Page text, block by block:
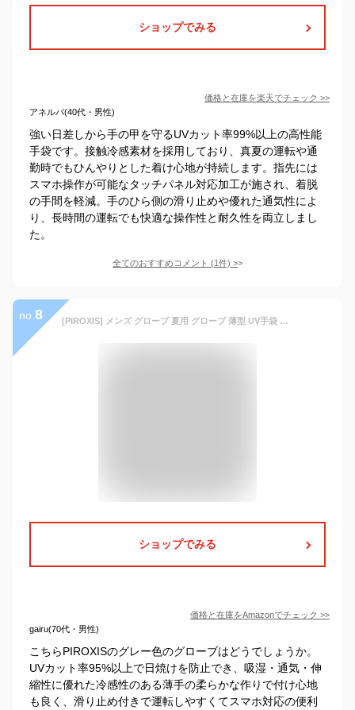
ショップでみる
価格と在庫を楽天でチェック >>
アネルバ(40代・男性)
強い日差しから手の甲を守るUVカット率99%以上の高性能
手袋です。接触冷感素材を採用しており、真夏の運転や通
勤時でもひんやりとした着け心地が持続します。指先には
スマホ操作が可能なタッチパネル対応加工が施され、着脱
の手間を軽減。手のひら側の滑り止めや優れた通気性によ
り、長時間の運転でも快適な操作性と耐久性を両立しまし
た。
全てのおすすめコメント (1件) >
no. 8 [PIROXIS] メンズ グローブ 夏用 グローブ 薄型 UV手袋 接触冷感【UVカット・通気性あり・滑り止め加工・タッチパネル対応】日焼け対策 釣り・自転車・運転 男女兼用 (グレー, L-男性向)
ショップでみる
価格と在庫をAmazonでチェック >>
gairu(70代・男性)
こちらPIROXISのグレー色のグローブはどうでしょうか。
UVカット率95%以上で日焼けを防止でき、吸湿・通気・伸
縮性に優れた冷感性のある薄手の柔らかな作りで付け心地
も良く、滑り止め付きで運転しやすくてスマホ対応の便利